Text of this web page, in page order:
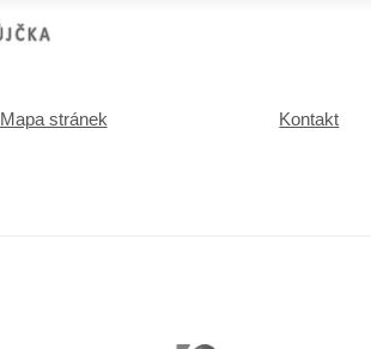
Mapa stránek Kontakt